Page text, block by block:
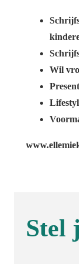
Wil
Stel